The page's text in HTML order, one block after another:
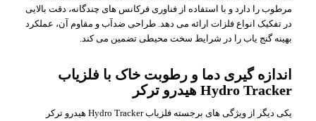
مرطوب را دارد و با استفاده از فناوری فرکانس های چندگانه، دقت بالایی
در تفکیک انواع فلزات ارائه می دهد. طراحی ضدآب و مقاوم آن، عملکرد
بهینه گنج یاب را در شرایط سخت محیطی تضمین می کند.
اندازه گیری دما و رطوبت خاک با فلزیاب
Hydro Tracker هیدرو ترکر
یکی دیگر از ویژگی های برجسته فلزیاب Hydro Tracker هیدرو ترکر